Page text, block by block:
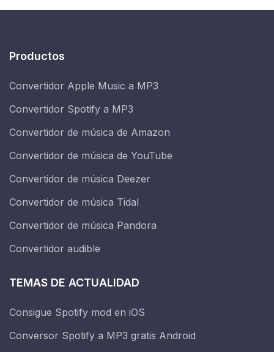
Productos
Convertidor Apple Music a MP3
Convertidor Spotify a MP3
Convertidor de música de Amazon
Convertidor de música de YouTube
Convertidor de música Deezer
Convertidor de música Tidal
Convertidor de música Pandora
Convertidor audible
TEMAS DE ACTUALIDAD
Consigue Spotify mod en iOS
Conversor Spotify a MP3 gratis Android